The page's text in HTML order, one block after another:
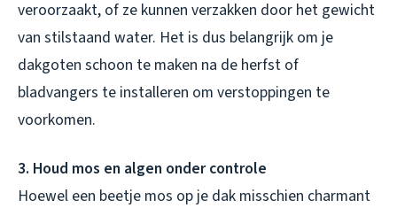
veroorzaakt, of ze kunnen verzakken door het gewicht
van stilstaand water. Het is dus belangrijk om je
dakgoten schoon te maken na de herfst of
bladvangers te installeren om verstoppingen te
voorkomen.
3. Houd mos en algen onder controle
Hoewel een beetje mos op je dak misschien charmant